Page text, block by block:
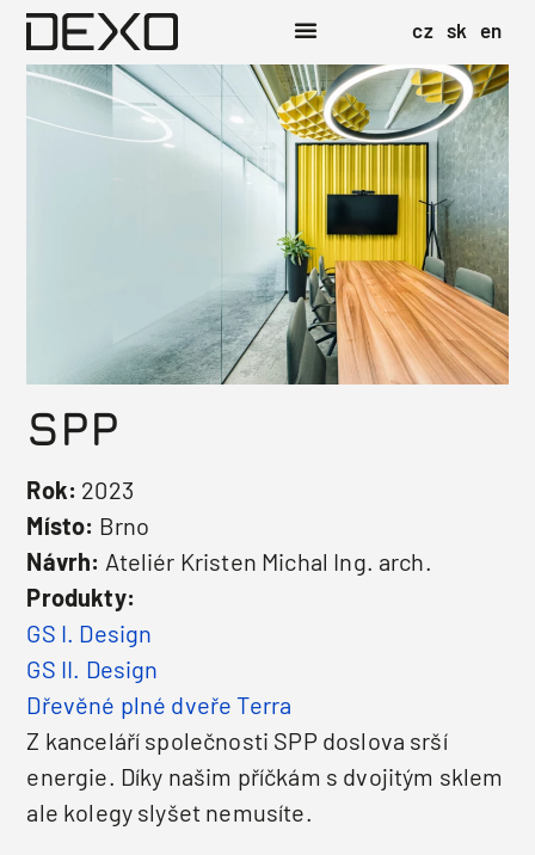
cz sk en
SPP
Rok: 2023
Místo: Brno
Návrh: Ateliér Kristen Michal Ing. arch.
Produkty:
GS I. Design
GS II. Design
Dřevěné plné dveře Terra
Z kanceláří společnosti SPP doslova srší
energie. Díky našim příčkám s dvojitým sklem
ale kolegy slyšet nemusíte.